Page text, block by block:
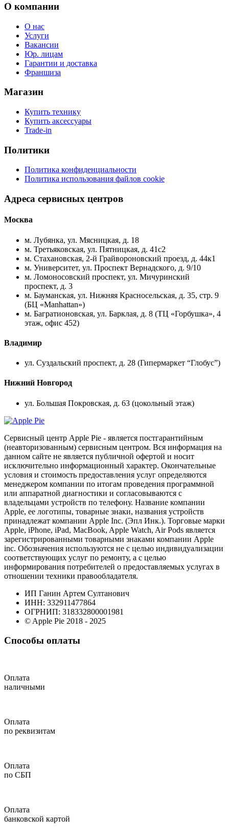
О компании
О нас
Услуги
Вакансии
Юр. лицам
Гарантии и доставка
Франшиза
Магазин
Купить технику
Купить аксессуары
Trade-in
Политики
Политика конфиденциальности
Политика использования файлов cookie
Адреса сервисных центров
Москва
м. Лубянка, ул. Мясницкая, д. 18
м. Третьяковская, ул. Пятницкая, д. 41с2
м. Стахановская, 2-й Грайвороновский проезд, д. 44к1
м. Университет, ул. Проспект Вернадского, д. 9/10
м. Ломоносовский проспект, ул. Мичуринский
проспект, д. 3
м. Бауманская, ул. Нижняя Красносельская, д. 35, стр. 9
(БЦ «Manhattan»)
м. Багратионовская, ул. Барклая, д. 8 (ТЦ «Горбушка», 4
этаж, офис 452)
Владимир
ул. Суздальский проспект, д. 28 (Гипермаркет “Глобус”)
Нижний Новгород
ул. Большая Покровская, д. 63 (цокольный этаж)
Сервисный центр Apple Pie - является постгарантийным
(неавторизованным) сервисным центром. Вся информация на
данном сайте не является публичной офертой и носит
исключительно информационный характер. Окончательные
условия и стоимость предоставления услуг определяются
менеджером компании по итогам проведения программной
или аппаратной диагностики и согласовываются с
владельцами устройств по телефону. Название компании
Apple, ее логотипы, товарные знаки, названия устройств
принадлежат компании Apple Inc. (Эпл Инк.). Торговые марки
Apple, iPhone, iPad, MacBook, Apple Watch, Air Pods является
зарегистрированными товарными знаками компании Apple
inc. Обозначения используются не с целью индивидуализации
соответствующих услуг по ремонту, а с целью
информирования потребителей о предоставляемых услугах в
отношении техники правообладателя.
ИП Ганин Артем Султанович
ИНН: 332911477864
ОГРНИП: 318332800001981
© Apple Pie 2018 - 2025
Способы оплаты
Оплата
наличными
Оплата
по реквизитам
Оплата
по СБП
Оплата
банковской картой